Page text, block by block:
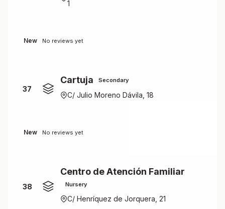
1
New No reviews yet
37
Cartuja Secondary
C/ Julio Moreno Dávila, 18
New No reviews yet
38
Centro de Atención Familiar
Nursery
C/ Henríquez de Jorquera, 21